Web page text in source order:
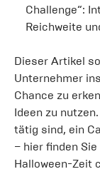
Challenge“:
Reichweite
Dieser Artikel
Unternehmer
Chance zu
Ideen zu
tätig sind, ein
– hier finden
Halloween-Zeit